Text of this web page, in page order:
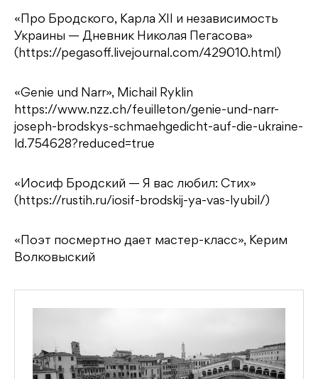
«Про Бродского, Карла XII и независимость
Украины — Дневник Николая Пегасова»
(https://pegasoff.livejournal.com/429010.html)
«Genie und Narr», Michail Ryklin
https://www.nzz.ch/feuilleton/genie-und-narr-
joseph-brodskys-schmaehgedicht-auf-die-ukraine-
ld.754628?reduced=true
«Иосиф Бродский — Я вас любил: Стих»
(https://rustih.ru/iosif-brodskij-ya-vas-lyubil/)
«Поэт посмертно дает мастер-класс», Керим
Волковыский